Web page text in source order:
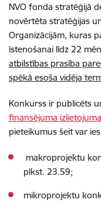
NVO fonda stratēģijā
novērtēta stratēģijas
Organizācijām, kuras
īstenošanai līdz 22
atbilstības prasība
spēkā esoša vidēja
Konkurss ir publicēts
finansējuma
pieteikumus šeit var
makroprojektu
plkst. 23.59;
mikroprojektu